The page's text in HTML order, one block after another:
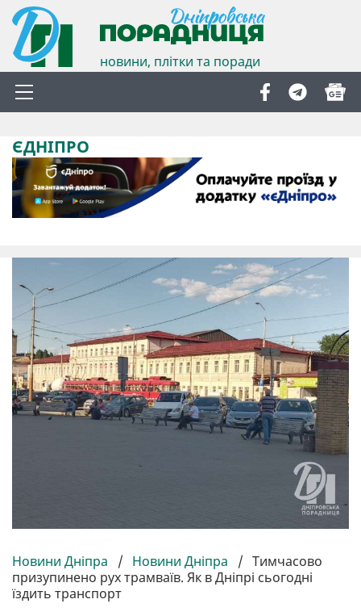
новини, плітки та поради
ЄДНІПРО
Новини Дніпра / Новини Дніпра / Тимчасово
призупинено рух трамваїв. Як в Дніпрі сьогодні
їздить транспорт